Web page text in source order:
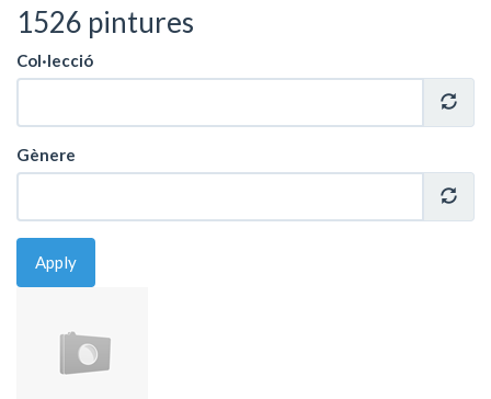
1526 pintures
Col·lecció
Gènere
Apply